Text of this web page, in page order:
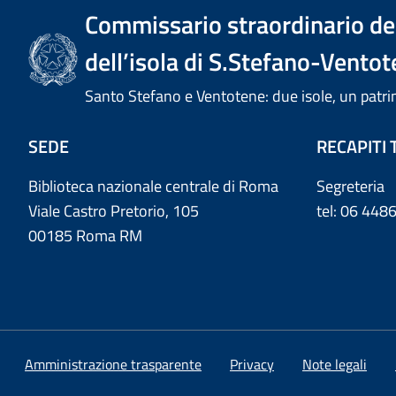
Commissario straordinario
dell’isola di S.Stefano-
Santo Stefano e Ventotene: due isole, un
SEDE
Biblioteca nazionale centrale di Roma
Viale Castro Pretorio, 105
00185 Roma RM
RECAPITI
Segreteria
tel: 06
Amministrazione trasparente Privacy Note legali